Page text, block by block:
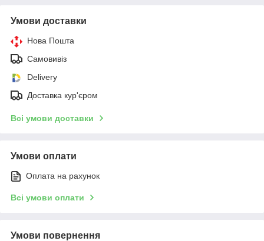
Умови доставки
Нова Пошта
Самовивіз
Delivery
Доставка кур'єром
Всі умови доставки
Умови оплати
Оплата на рахунок
Всі умови оплати
Умови повернення